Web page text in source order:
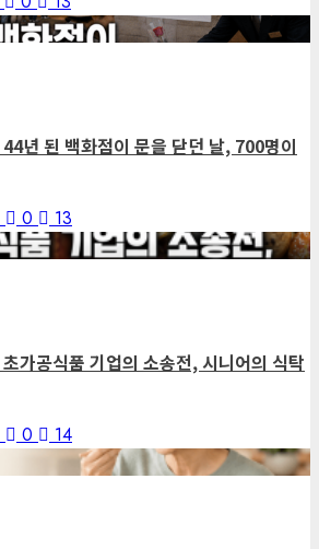
년 된 백화점이 문을 닫던 날, 700명이
0
13
가공식품 기업의 소송전, 시니어의 식탁
0
14